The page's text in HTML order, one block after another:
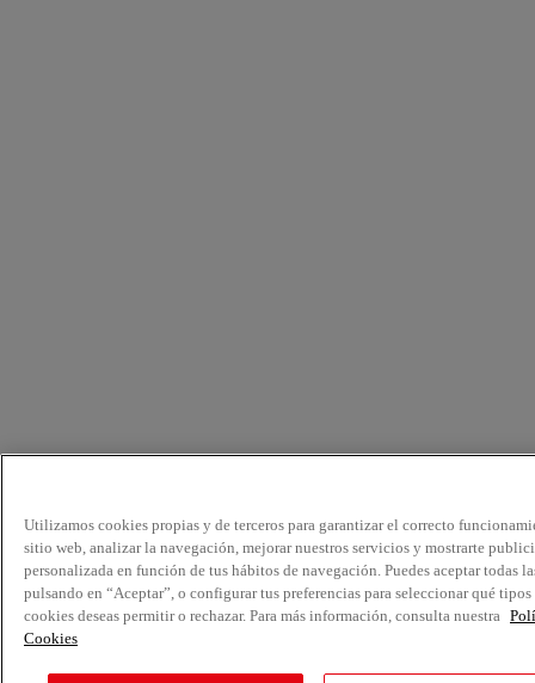
Utilizamos cookies propias y de terceros para garantizar el correcto
sitio web, analizar la navegación, mejorar nuestros servicios y mostrarte
personalizada en función de tus hábitos de navegación. Puedes aceptar todas
pulsando en “Aceptar”, o configurar tus preferencias para seleccionar qué tipos
cookies deseas permitir o rechazar. Para más información, consulta nuestra
Cookies